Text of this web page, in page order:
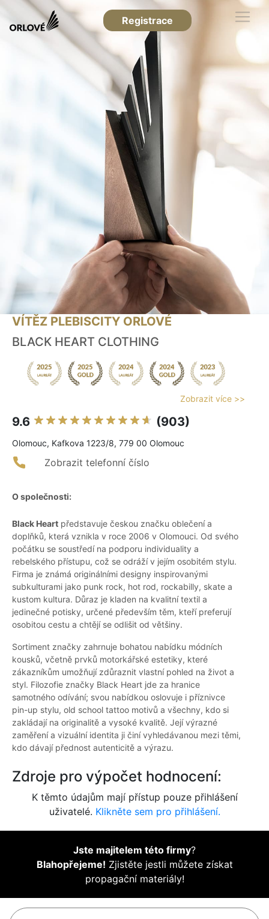
Registrace
VÍTĚZ PLEBISCITY ORLOVÉ
BLACK HEART CLOTHING
Zobrazit více >>
9.6 (903)
Olomouc, Kafkova 1223/8, 779 00 Olomouc
Zobrazit telefonní číslo
O společnosti:
Black Heart představuje českou značku oblečení a
doplňků, která vznikla v roce 2006 v Olomouci. Od svého
počátku se soustředí na podporu individuality a
rebelského přístupu, což se odráží v jejím osobitém stylu.
Firma je známá originálními designy inspirovanými
subkulturami jako punk rock, hot rod, rockabilly, skate a
kustom kultura. Důraz je kladen na kvalitní textil a
jedinečné potisky, určené především těm, kteří preferují
osobitou cestu a chtějí se odlišit od většiny.
Sortiment značky zahrnuje bohatou nabídku módních
kousků, včetně prvků motorkářské estetiky, které
zákazníkům umožňují zdůraznit vlastní pohled na život a
styl. Filozofie značky Black Heart jde za hranice
samotného odívání; svou nabídkou oslovuje i příznivce
pin-up stylu, old school tattoo motivů a všechny, kdo si
zakládají na originalitě a vysoké kvalitě. Její výrazné
zaměření a vizuální identita ji činí vyhledávanou mezi těmi,
kdo dávají přednost autenticitě a výrazu.
Zdroje pro výpočet hodnocení:
K těmto údajům mají přístup pouze přihlášení
uživatelé. Klikněte sem pro přihlášení.
Jste majitelem této firmy?
Blahopřejeme! Zjistěte jestli můžete získat
propagační materiály!